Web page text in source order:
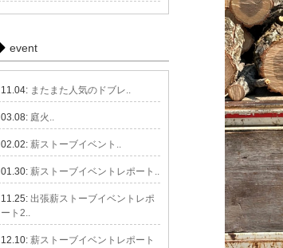
event
11.04: またまた人気のドブレ..
03.08: 庭火..
02.02: 薪ストーブイベント..
01.30: 薪ストーブイベントレポート..
11.25: 出張薪ストーブイベントレポ
ート2..
12.10: 薪ストーブイベントレポート